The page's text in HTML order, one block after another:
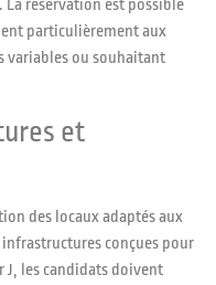
La réservation est possible
particulièrement aux
variables ou souhaitant
et
des locaux adaptés aux
infrastructures conçues pour
les candidats doivent